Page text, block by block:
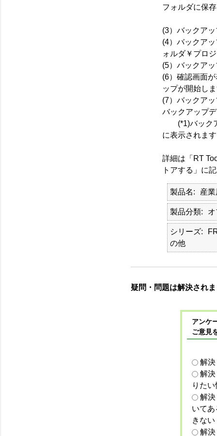
フォルダに保
(3）バックア
(4）バックア
ォルダ￥プロ
(5）バックア
(6）確認画面
ップが開始し
(7）バックア
バックアップ
(*1)バックア
に表示されま
詳細は「RT
トアする」に
製品名 産
製品分類
シリーズ
の他
疑問・問題は解決され
アンケ
ご意見
解
解
りた
解
いて
きない
解